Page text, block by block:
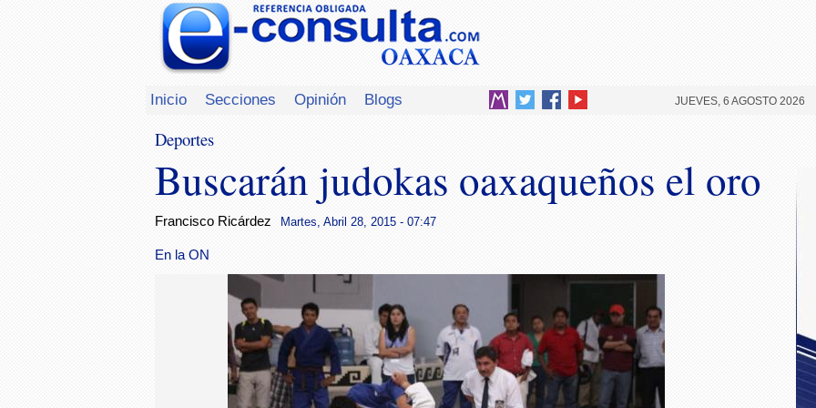
Inicio Secciones Opinión Blogs JUEVES, 6 AGOSTO 2026
Deportes
Buscarán judokas oaxaqueños el oro
Francisco Ricárdez Martes, Abril 28, 2015 - 07:47
En la ON